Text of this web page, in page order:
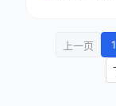
上一页 1